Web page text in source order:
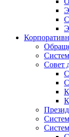
Совет